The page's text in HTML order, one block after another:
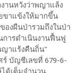
นหวังว่าพญาแล้ง
ขาแข้งให้มากขึ้น
งผืนป่ารวมถึงในป่า
ารดำเนินงานฟื้นฟู
ญาแร้งคืนถิ่น"
ร์ บัญชีเลขที่ 679-6-